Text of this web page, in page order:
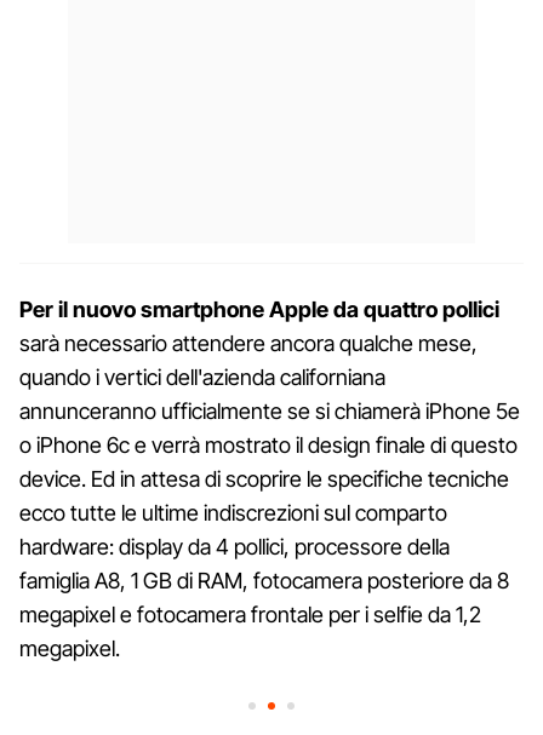
Per il nuovo smartphone Apple da quattro pollici
sarà necessario attendere ancora qualche mese,
quando i vertici dell'azienda californiana
annunceranno ufficialmente se si chiamerà iPhone 5e
o iPhone 6c e verrà mostrato il design finale di questo
device. Ed in attesa di scoprire le specifiche tecniche
ecco tutte le ultime indiscrezioni sul comparto
hardware: display da 4 pollici, processore della
famiglia A8, 1 GB di RAM, fotocamera posteriore da 8
megapixel e fotocamera frontale per i selfie da 1,2
megapixel.